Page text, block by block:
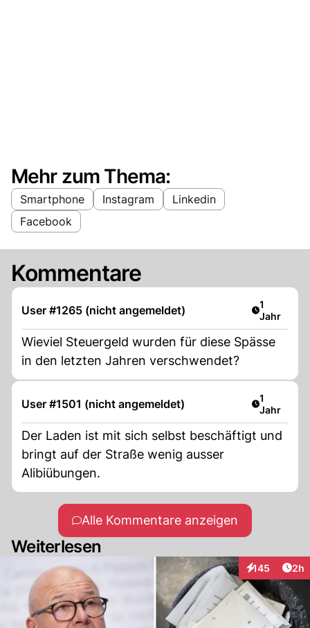
Mehr zum Thema:
Smartphone Instagram
Linkedin
Facebook
Kommentare
User #1265 (nicht angemeldet) Artikel
1
Jahr
Wieviel Steuergeld wurden für diese Spässe
in den letzten Jahren verschwendet?
User #1501 (nicht angemeldet) Artikel
1
Jahr
Der Laden ist mit sich selbst beschäftigt und
bringt auf der Straße wenig ausser
Alibiübungen.
Alle Kommentare anzeigen
Weiterlesen
145
Interaktionen
2h